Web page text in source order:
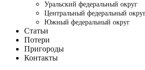
Уральский федеральный округ
Центральный федеральный
Южный федеральный округ
Статьи
Потери
Пригороды
Контакты